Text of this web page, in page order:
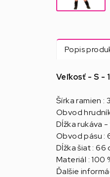
Popis
Veľkosť - S -
Šírka ramien :
Obvod
Dĺžka rukáva -
Obvod pásu :
Dĺžka šiat : 66
Materiál : 100
Ďalšie